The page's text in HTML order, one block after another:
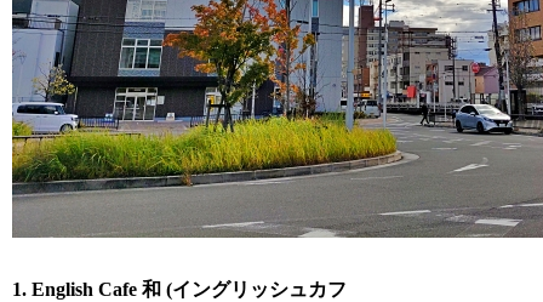
1. English Cafe 和 (イングリッシュカフ